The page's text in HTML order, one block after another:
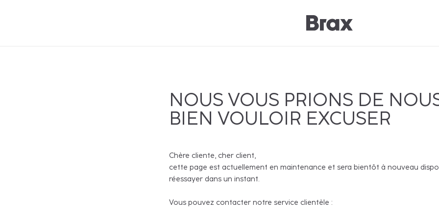
NOUS VOUS PRIONS DE
BIEN VOULOIR EXCUSER
Chère cliente, cher client,
cette page est actuellement en maintenance et sera bientôt à nouveau
réessayer dans un instant.
Vous pouvez contacter notre service clientèle :